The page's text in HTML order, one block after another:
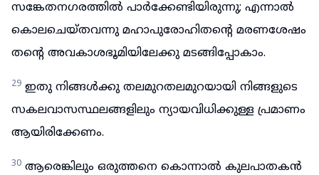
സങ്കേതനഗരത്തിൽ പാർക്കേണ്ടിയിരുന്നു; എന്നാൽ
കൊലചെയ്തവന്നു മഹാപുരോഹിതന്റെ മരണശേഷം
തന്റെ അവകാശഭൂമിയിലേക്കു മടങ്ങിപ്പോകാം.
29 ഇതു നിങ്ങൾക്കു തലമുറതലമുറയായി നിങ്ങളുടെ
സകലവാസസ്ഥലങ്ങളിലും ന്യായവിധിക്കുള്ള പ്രമാണം
ആയിരിക്കേണം.
30 ആരെങ്കിലും ഒരുത്തനെ കൊന്നാൽ കുലപാതകൻ